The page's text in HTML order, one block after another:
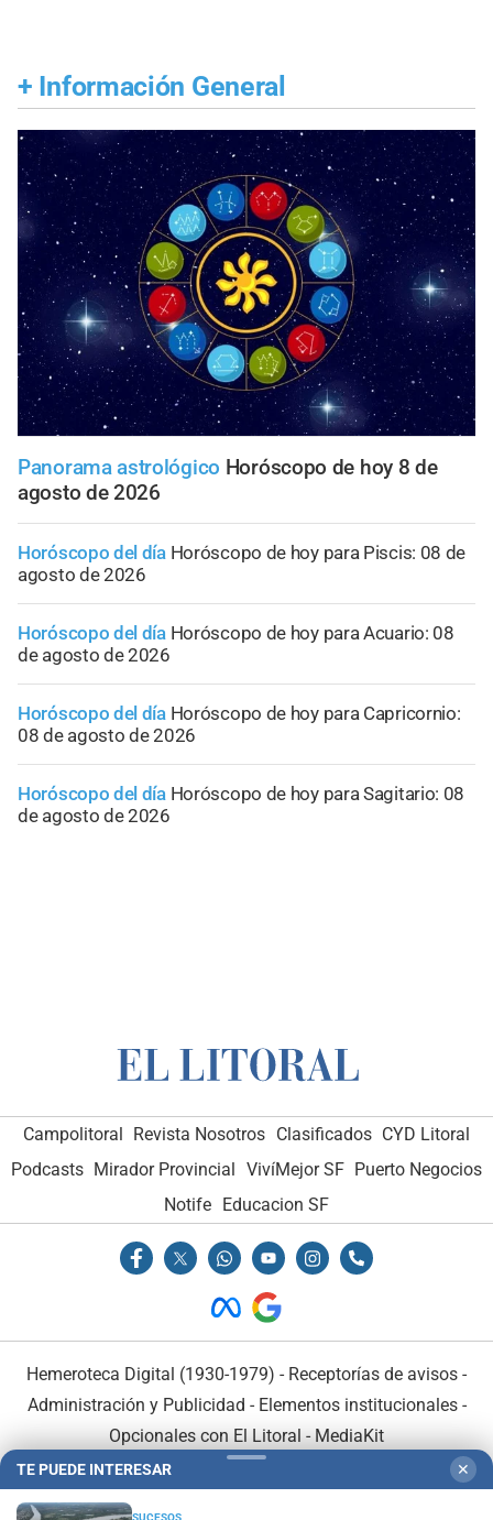
+ Información General
Panorama astrológico Horóscopo de hoy 8 de
agosto de 2026
Horóscopo del día Horóscopo de hoy para Piscis: 08 de
agosto de 2026
Horóscopo del día Horóscopo de hoy para Acuario: 08
de agosto de 2026
Horóscopo del día Horóscopo de hoy para Capricornio:
08 de agosto de 2026
Horóscopo del día Horóscopo de hoy para Sagitario: 08
de agosto de 2026
Campolitoral Revista Nosotros Clasificados CYD Litoral
Podcasts Mirador Provincial VivíMejor SF Puerto Negocios
Notife Educacion SF
Hemeroteca Digital (1930-1979) - Receptorías de avisos -
Administración y Publicidad - Elementos institucionales-
Opcionales con El Litoral - MediaKit
TE PUEDE INTERESAR ✕
SUCESOS